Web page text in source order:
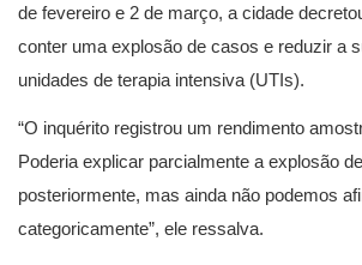
de fevereiro e 2 de março, a cidade
conter uma explosão de casos e reduzir a
unidades de terapia intensiva (UTIs).
“O inquérito registrou um rendimento
Poderia explicar parcialmente a explosão
posteriormente, mas ainda não podemos
categoricamente”, ele ressalva.